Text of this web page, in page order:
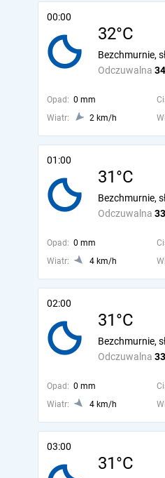
00:00
32°C
Odczuwalna
Bezchmurnie,
Opad: 0 mm
Wiatr:
2 km/h
01:00
31°C
Odczuwalna
Bezchmurnie,
Opad: 0 mm
Wiatr:
4 km/h
02:00
31°C
Odczuwalna
Bezchmurnie,
Opad: 0 mm
Wiatr:
4 km/h
03:00
31°C